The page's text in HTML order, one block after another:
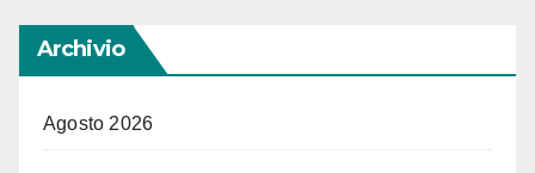
Archivio
Agosto 2026